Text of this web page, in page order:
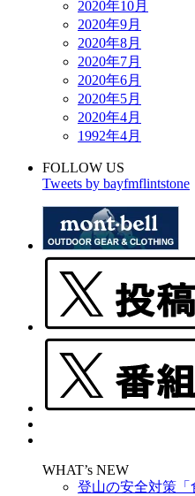
2020年10月
2020年9月
2020年8月
2020年7月
2020年6月
2020年5月
2020年4月
1992年4月
FOLLOW US
Tweets by bayfmflintstone
WHAT’s NEW
登山の安全対策